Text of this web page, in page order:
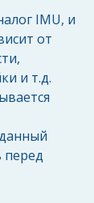
IMU, и
от
и т.д.
перед